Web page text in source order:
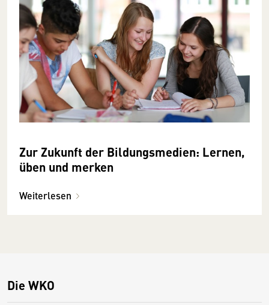
Zur Zukunft der Bildungsmedien: Lernen,
üben und merken
Weiterlesen
Die WKO